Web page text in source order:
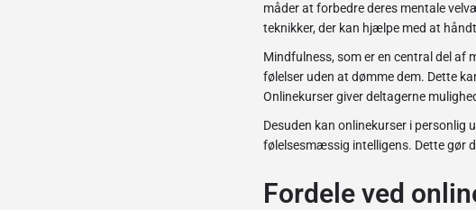
måder at forbedre deres mentale
teknikker, der kan hjælpe med at
Mindfulness, som er en central del af
følelser uden at dømme dem. Dette
Onlinekurser giver deltagerne
Desuden kan onlinekurser i personlig
følelsesmæssig intelligens. Dette gør
Fordele ved